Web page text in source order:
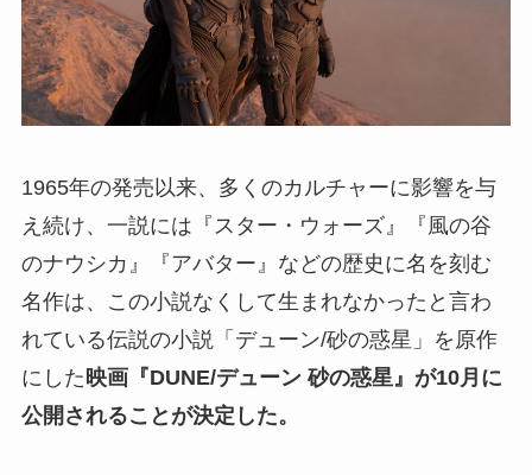
1965年の発売以来、多くのカルチャーに影響を与
え続け、一説には『スター・ウォーズ』『風の谷
のナウシカ』『アバター』などの歴史に名を刻む
名作は、この小説なくして生まれなかったと言わ
れている伝説の小説「デューン/砂の惑星」を原作
にした映画『DUNE/デューン 砂の惑星』が10月に
公開されることが決定した。